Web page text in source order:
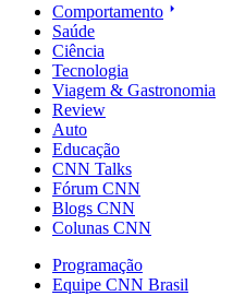
Comportamento
Saúde
Ciência
Tecnologia
Viagem & Gastronomia
Review
Auto
Educação
CNN Talks
Fórum CNN
Blogs CNN
Colunas CNN
Programação
Equipe CNN Brasil